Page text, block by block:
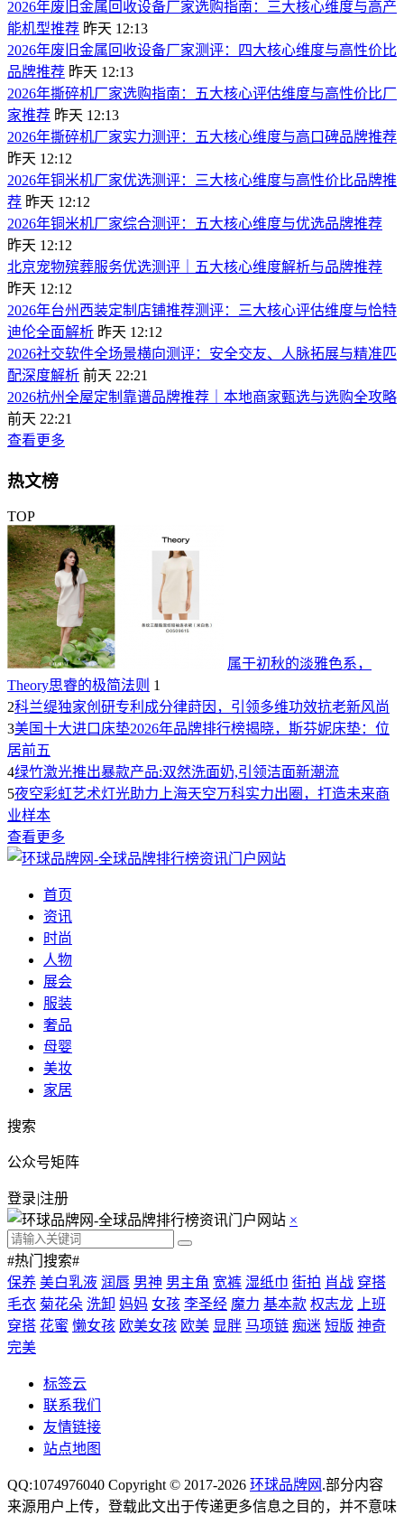
2026年废旧金属回收设备厂家选购指南：三大核心维度与高产
能机型推荐 昨天 12:13
2026年废旧金属回收设备厂家测评：四大核心维度与高性价比
品牌推荐 昨天 12:13
2026年撕碎机厂家选购指南：五大核心评估维度与高性价比厂
家推荐 昨天 12:13
2026年撕碎机厂家实力测评：五大核心维度与高口碑品牌推荐
昨天 12:12
2026年铜米机厂家优选测评：三大核心维度与高性价比品牌推
荐 昨天 12:12
2026年铜米机厂家综合测评：五大核心维度与优选品牌推荐
昨天 12:12
北京宠物殡葬服务优选测评｜五大核心维度解析与品牌推荐
昨天 12:12
2026年台州西装定制店铺推荐测评：三大核心评估维度与恰特
迪伦全面解析 昨天 12:12
2026社交软件全场景横向测评：安全交友、人脉拓展与精准匹
配深度解析 前天 22:21
2026杭州全屋定制靠谱品牌推荐｜本地商家甄选与选购全攻略
前天 22:21
查看更多
热文榜
TOP
属于初秋的淡雅色系，
Theory思睿的极简法则 1
2科兰缇独家创研专利成分律莳因，引领多维功效抗老新风尚
3美国十大进口床垫2026年品牌排行榜揭晓，斯芬妮床垫：位
居前五
4绿竹激光推出暴款产品:双然洗面奶,引领洁面新潮流
5夜空彩虹艺术灯光助力上海天空万科实力出圈，打造未来商
业样本
查看更多
首页
资讯
时尚
人物
展会
服装
奢品
母婴
美妆
家居
搜索
公众号矩阵
登录|注册
×
#热门搜索#
保养 美白乳液 润唇 男神 男主角 宽裤 湿纸巾 街拍 肖战 穿搭
毛衣 菊花朵 洗卸 妈妈 女孩 李圣经 魔力 基本款 权志龙
上班
穿搭 花蜜 懒女孩 欧美女孩 欧美 显胖 马项链 痴迷 短版 神奇
完美
标签云
联系我们
友情链接
站点地图
QQ:1074976040 Copyright © 2017-2026 环球品牌网 .部分内容
来源用户上传，登载此文出于传递更多信息之目的，并不意味